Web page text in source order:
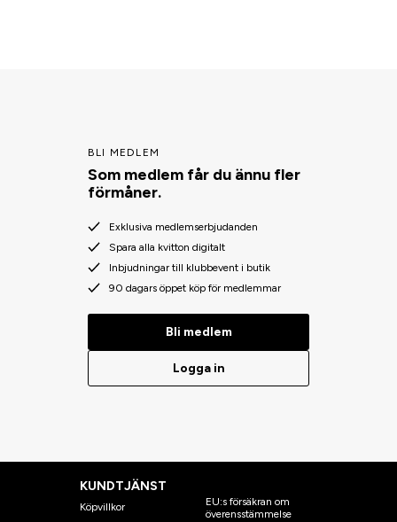
BLI MEDLEM
Som medlem får du ännu fler
förmåner.
Exklusiva medlemserbjudanden
Spara alla kvitton digitalt
Inbjudningar till klubbevent i butik
90 dagars öppet köp för medlemmar
Bli medlem
Logga in
KUNDTJÄNST
Köpvillkor
EU:s försäkran om
överensstämmelse